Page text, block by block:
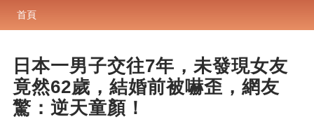
首頁
日本一男子交往7年，未發現女友
竟然62歲，結婚前被嚇歪，網友
驚：逆天童顏！